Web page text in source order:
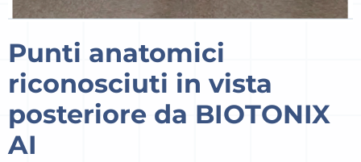
Punti anatomici
riconosciuti in vista
posteriore da BIOTONIX
AI